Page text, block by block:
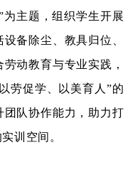
为主题，组织学生开展
备除尘、教具归位、
动教育与专业实践，
劳促学、以美育人”的
队协作能力，助力打
训空间。